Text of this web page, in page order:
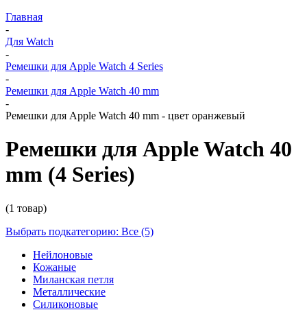
Главная
-
Для Watch
-
Ремешки для Apple Watch 4 Series
-
Ремешки для Apple Watch 40 mm
-
Ремешки для Apple Watch 40 mm - цвет оранжевый
Ремешки для Apple Watch 40
mm (4 Series)
(1 товар)
Выбрать подкатегорию: Все (5)
Нейлоновые
Кожаные
Миланская петля
Металлические
Силиконовые